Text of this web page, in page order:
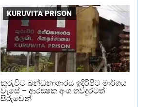
KURUVITA PRISON
කුරුවිට බන්ධනාගාරය ඉදිරිපිට මාර්ගය
වැසේ – ආරක්‍ෂක අංශ තවදුරටත්
සීරුවෙන්